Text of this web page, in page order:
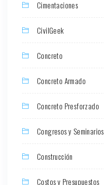
Cimentaciones
CivilGeek
Concreto
Concreto Armado
Concreto Presforzado
Congresos y Seminarios
Construcción
Costos y Presupuestos